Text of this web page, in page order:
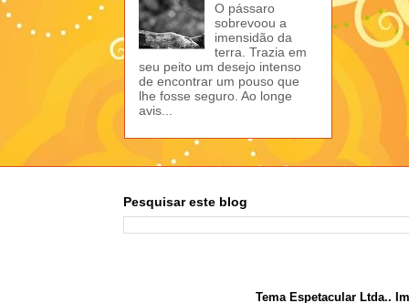
O pássaro
sobrevoou a
imensidão da
terra. Trazia em
seu peito um desejo intenso
de encontrar um pouso que
lhe fosse seguro. Ao longe
avis...
Pesquisar este blog
Tema Espetacular Ltda..